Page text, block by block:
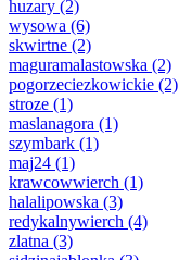
huzary (2)
wysowa (6)
skwirtne (2)
maguramalastowska (2)
pogorzeciezkowickie (2)
stroze (1)
maslanagora (1)
szymbark (1)
maj24 (1)
krawcowwierch (1)
halalipowska (3)
redykalnywierch (4)
zlatna (3)